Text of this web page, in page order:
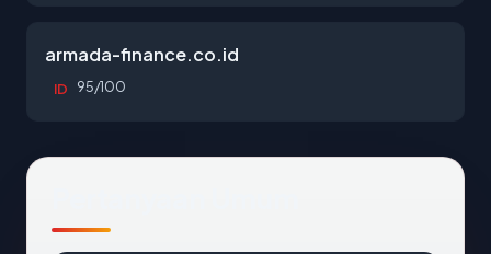
armada-finance.co.id
ID 95/100